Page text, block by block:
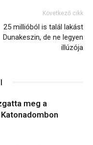
Következő cikk
25 millióból is talál lakást
Dunakeszin, de ne legyen
illúzója
meg a